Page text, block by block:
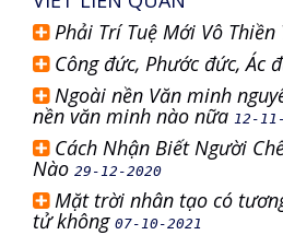
Phải Trí Tuệ Mới Vô Thiền
Công đức, Phước đức, Ác
Ngoài nền Văn minh
nền văn minh nào nữa 12-
Cách Nhận Biết Người
Nào 29-12-2020
Mặt trời nhân tạo có
tử không 07-10-2021